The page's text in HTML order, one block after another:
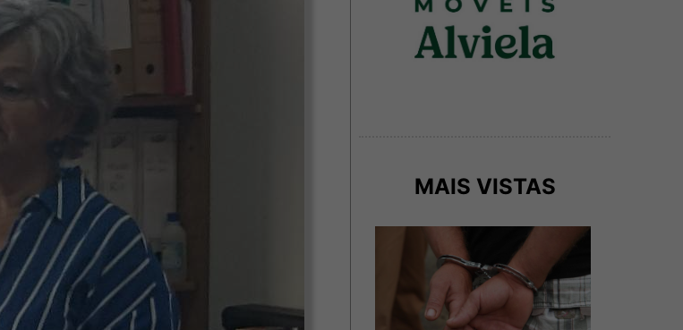
MAIS VISTAS